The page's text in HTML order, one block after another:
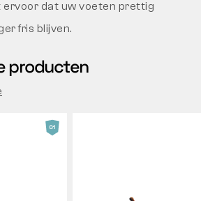
ervoor dat uw voeten prettig
fris blijven.
producten